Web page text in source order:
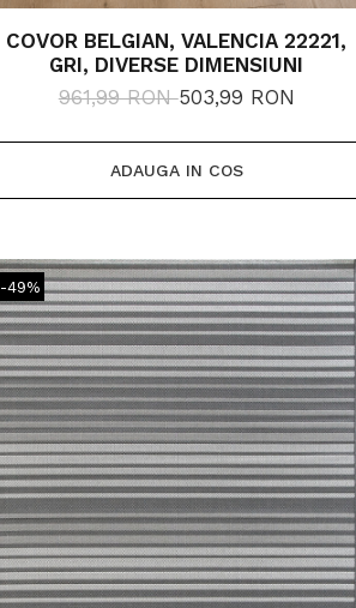
COVOR BELGIAN, VALENCIA 22221,
GRI, DIVERSE DIMENSIUNI
961,99 RON503,99 RON
ADAUGA IN COS
-49%